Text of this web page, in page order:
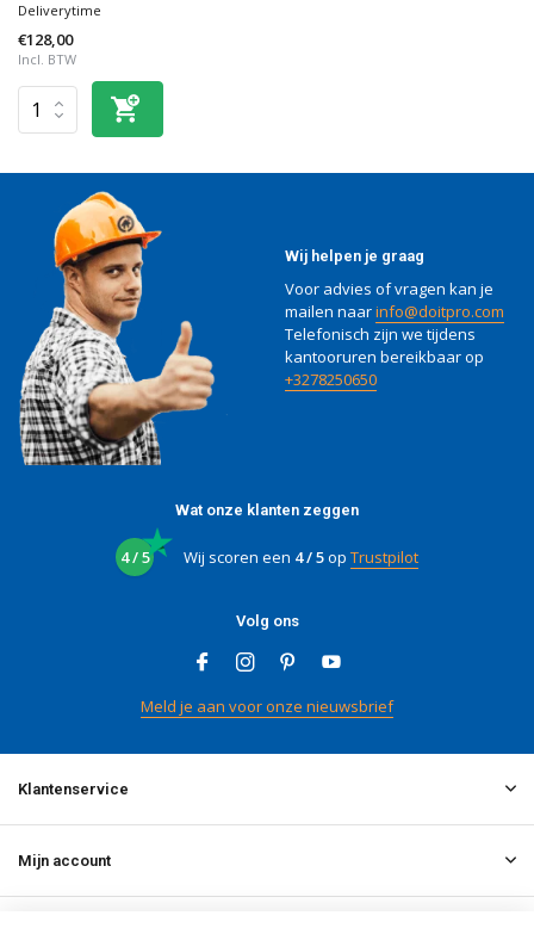
Deliverytime
€128,00
Incl. BTW
Wij helpen je graag
Voor advies of vragen kan je
mailen naarinfo@doitpro.com
Telefonisch zijn we tijdens
kantooruren bereikbaar op
+3278250650
Wat onze klanten zeggen
4 / 5 Wij scoren een 4 / 5op Trustpilot
Volg ons
Meld je aan voor onze nieuwsbrief
Klantenservice
Mijn account